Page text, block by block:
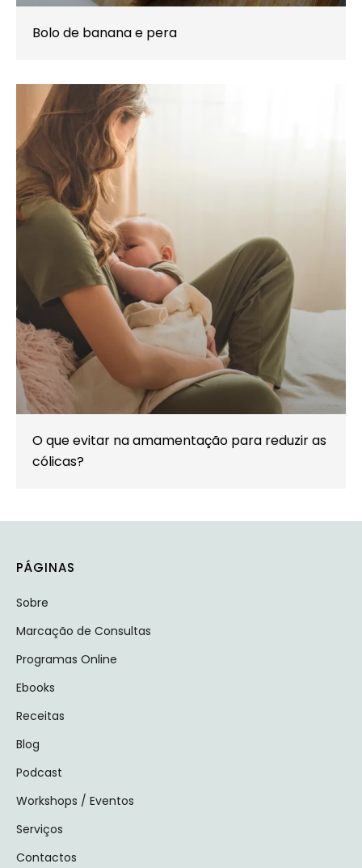
Bolo de banana e pera
O que evitar na amamentação para reduzir as
cólicas?
PÁGINAS
Sobre
Marcação de Consultas
Programas Online
Ebooks
Receitas
Blog
Podcast
Workshops / Eventos
Serviços
Contactos